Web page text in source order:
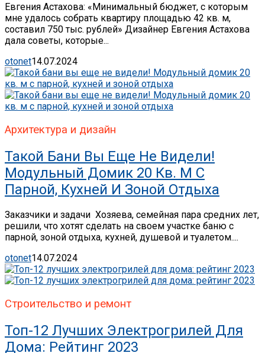
Евгения Астахова: «Минимальный бюджет, с которым
мне удалось собрать квартиру площадью 42 кв. м,
составил 750 тыс. рублей» Дизайнер Евгения Астахова
дала советы, которые...
otonet14.07.2024
Архитектура и дизайн
Такой Бани Вы Еще Не Видели!
Модульный Домик 20 Кв. М С
Парной, Кухней И Зоной Отдыха
Заказчики и задачи Хозяева, семейная пара средних лет,
решили, что хотят сделать на своем участке баню с
парной, зоной отдыха, кухней, душевой и туалетом....
otonet14.07.2024
Строительство и ремонт
Топ-12 Лучших Электрогрилей Для
Дома: Рейтинг 2023